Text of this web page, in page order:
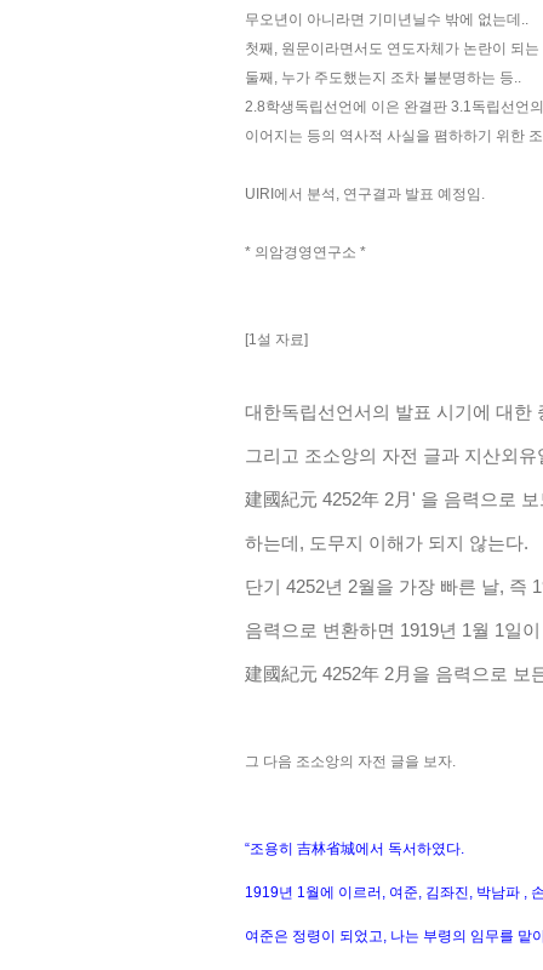
무오년이 아니라면 기미년닐수 밖에 없는데..
첫째, 원문이라면서도 연도자체가 논란이 되
둘째, 누가 주도했는지 조차 불분명하는 등..
2.8학생독립선언에 이은 완결판 3.1독립선언
이어지는 등의 역사적 사실을 폄하하기 위한
UIRI에서 분석, 연구결과 발표 예정임.
* 의암경영연구소 *
[1설 자료]
대한독립선언서의 발표 시기에 대한
그리고 조소앙의 자전 글과 지산외유
建國紀元 4252年 2月' 을 음력으로
하는데, 도무지 이해가 되지 않는다.
단기 4252년 2월을 가장 빠른 날, 즉
음력으로 변환하면 1919년 1월 1일
建國紀元 4252年 2月을 음력으로 보
그 다음 조소앙의 자전 글을 보자.
“조용히 吉林省城에서 독서하였다.
1919년 1월에 이르러, 여준, 김좌진, 박남파 ,
여준은 정령이 되었고, 나는 부령의 임무를 맡